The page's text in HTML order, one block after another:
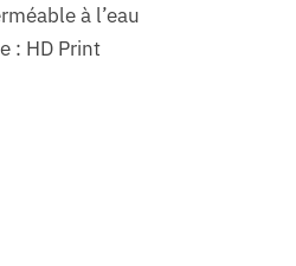
à l’eau
: HD Print